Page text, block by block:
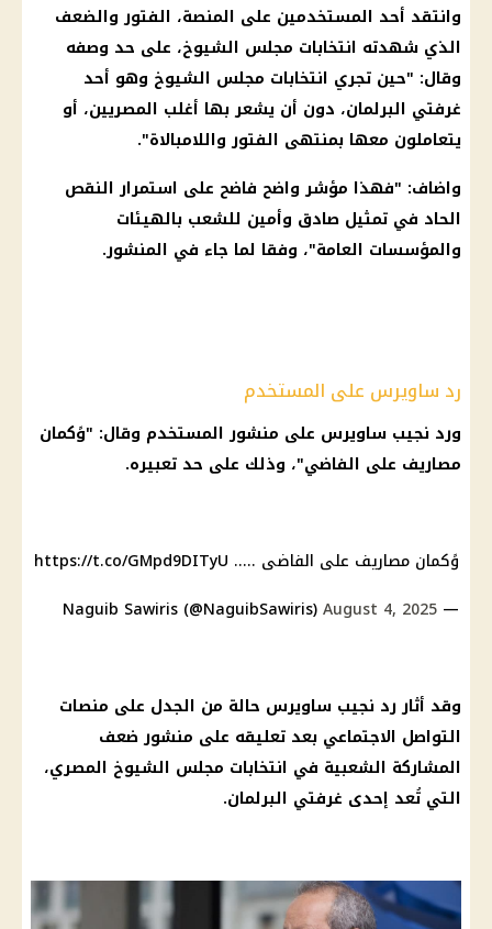
وانتقد أحد المستخدمين على المنصة، الفتور والضعف
الذي شهدته انتخابات مجلس الشيوخ، على حد وصفه
وقال: "حين تجري انتخابات مجلس الشيوخ وهو أحد
غرفتي البرلمان، دون أن يشعر بها أغلب المصريين، أو
يتعاملون معها بمنتهى الفتور واللامبالاة".
واضاف: "فهذا مؤشر واضح فاضح على استمرار النقص
الحاد في تمثيل صادق وأمين للشعب بالهيئات
والمؤسسات العامة"، وفقا لما جاء في المنشور.
رد ساويرس على المستخدم
ورد نجيب ساويرس على منشور المستخدم وقال: "وًكمان
مصاريف على الفاضي"، وذلك على حد تعبيره.
وًكمان مصاريف على الفاضى ..... https://t.co/GMpd9DITyU
— Naguib Sawiris (@NaguibSawiris)
August 4, 2025
وقد أثار رد نجيب ساويرس حالة من الجدل على منصات
التواصل الاجتماعي بعد تعليقه على منشور ضعف
المشاركة الشعبية في انتخابات مجلس الشيوخ المصري،
التي تُعد إحدى غرفتي البرلمان.